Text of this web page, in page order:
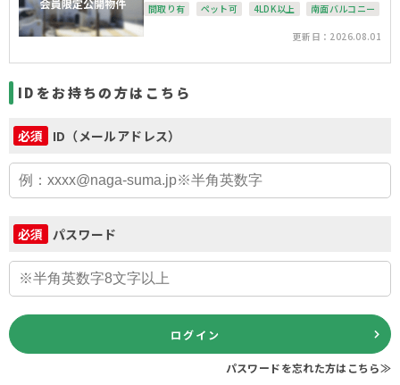
間取り有
ペット可 4LDK以上
南面バルコニー
更新日：2026.08.01
IDをお持ちの方はこちら
必須 ID（メールアドレス）
必須 パスワード
ログイン
パスワードを忘れた方はこちら≫